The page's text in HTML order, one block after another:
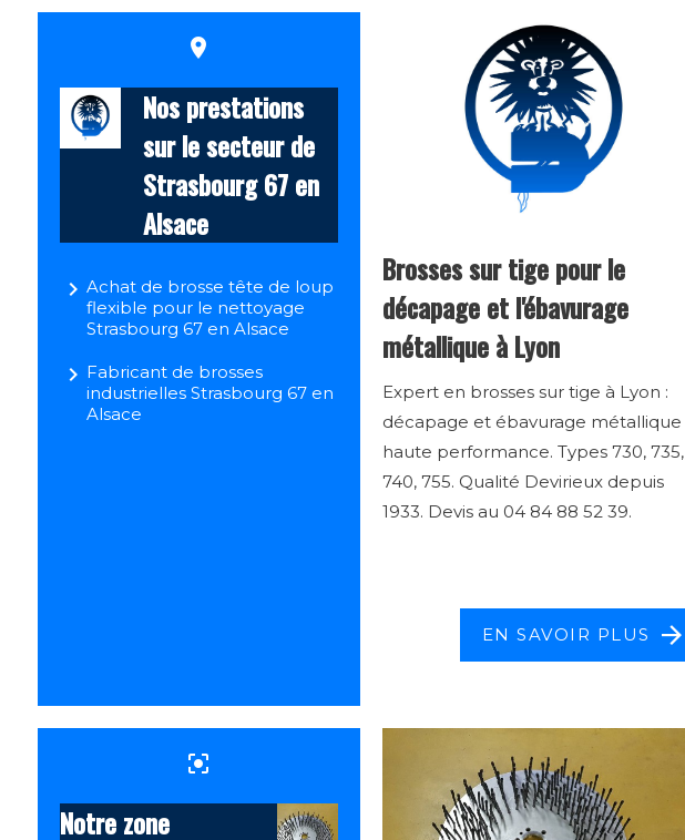
place
Nos prestations
sur le secteur de
Strasbourg 67 en
Alsace
navigate_next Achat de brosse tête de loup
flexible pour le nettoyage
Strasbourg 67 en Alsace
navigate_next Fabricant de brosses
industrielles Strasbourg 67 en
Alsace
Brosses sur tige pour le
décapage et l'ébavurage
métallique à Lyon
Expert en brosses sur tige à Lyon :
décapage et ébavurage métallique
haute performance. Types 730, 735,
740, 755. Qualité Devirieux depuis
1933. Devis au 04 84 88 52 39.
EN SAVOIR PLUS
center_focus_strong
Notre zone